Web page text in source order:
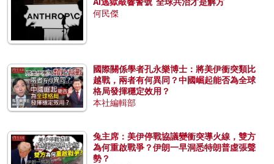
何民傑
國際關係學者孔永樂博士：將美伊衝突類比
越戰，兩者有何異同？中國崛起能否為全球
格局發揮穩定效用？
本社編輯部
兔主席：美伊停戰協議變衝突導火線，雙方
為何重啟戰爭？伊朗一早洞悉特朗普虛張聲
勢？